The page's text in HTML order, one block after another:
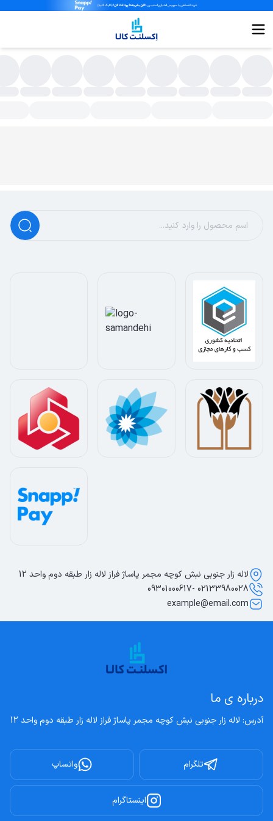
درباره ی ما
آدرس: لاله زار جنوبی نبش کوچه مجمر پاساژ فراز لاله زار طبقه دوم واحد 12
تلگرام واتساپ
اینستاگرام
لاله زار جنوبی نبش کوچه مجمر پاساژ فراز لاله زار طبقه دوم واحد 12
02133980028 -09301000617
example@email.com